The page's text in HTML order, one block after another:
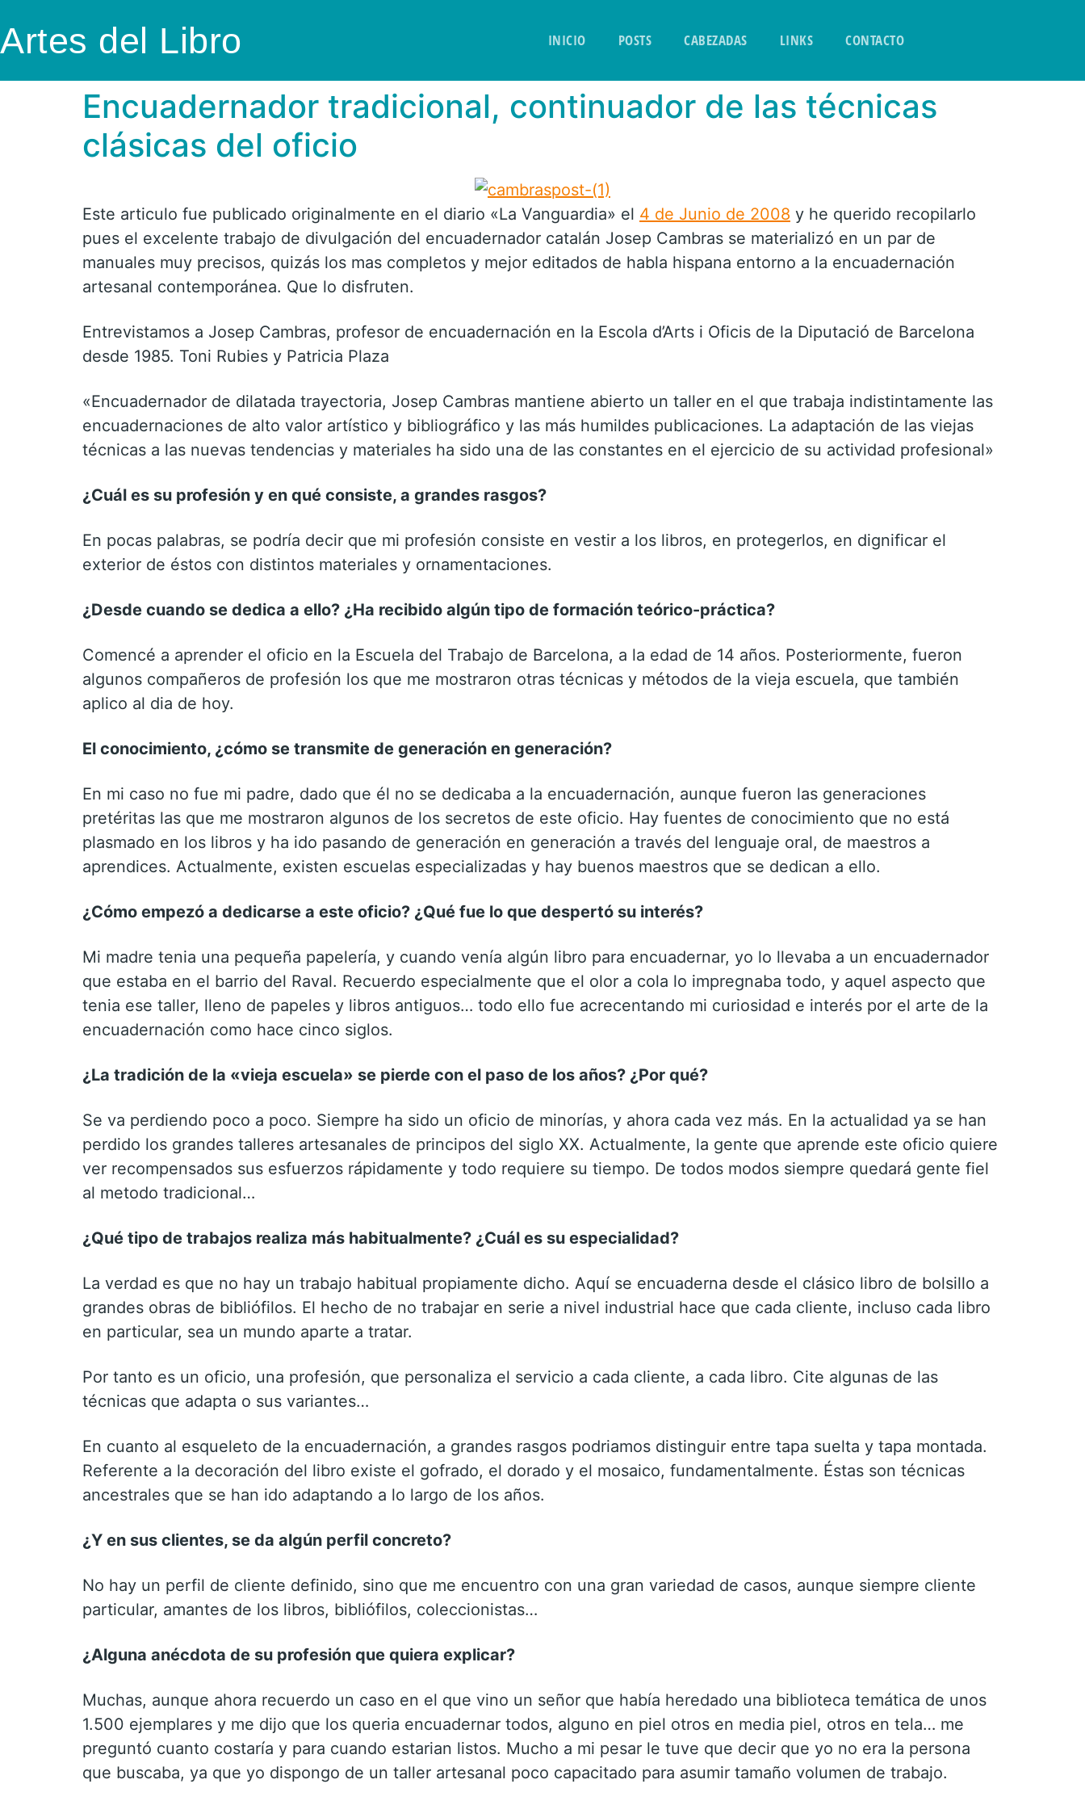
Artes del Libro INICIO POSTS CABEZADAS LINKS CONTACTO
Encuadernador tradicional, continuador de las técnicas
clásicas del oficio
Este articulo fue publicado originalmente en el diario «La Vanguardia» el 4 de Junio de 2008 y he querido recopilarlo
pues el excelente trabajo de divulgación del encuadernador catalán Josep Cambras se materializó en un par de
manuales muy precisos, quizás los mas completos y mejor editados de habla hispana entorno a la encuadernación
artesanal contemporánea. Que lo disfruten.
Entrevistamos a Josep Cambras, profesor de encuadernación en la Escola d’Arts i Oficis de la Diputació de Barcelona
desde 1985. Toni Rubies y Patricia Plaza
«Encuadernador de dilatada trayectoria, Josep Cambras mantiene abierto un taller en el que trabaja indistintamente las
encuadernaciones de alto valor artístico y bibliográfico y las más humildes publicaciones. La adaptación de las viejas
técnicas a las nuevas tendencias y materiales ha sido una de las constantes en el ejercicio de su actividad profesional»
¿Cuál es su profesión y en qué consiste, a grandes rasgos?
En pocas palabras, se podría decir que mi profesión consiste en vestir a los libros, en protegerlos, en dignificar el
exterior de éstos con distintos materiales y ornamentaciones.
¿Desde cuando se dedica a ello? ¿Ha recibido algún tipo de formación teórico-práctica?
Comencé a aprender el oficio en la Escuela del Trabajo de Barcelona, a la edad de 14 años. Posteriormente, fueron
algunos compañeros de profesión los que me mostraron otras técnicas y métodos de la vieja escuela, que también
aplico al dia de hoy.
El conocimiento, ¿cómo se transmite de generación en generación?
En mi caso no fue mi padre, dado que él no se dedicaba a la encuadernación, aunque fueron las generaciones
pretéritas las que me mostraron algunos de los secretos de este oficio. Hay fuentes de conocimiento que no está
plasmado en los libros y ha ido pasando de generación en generación a través del lenguaje oral, de maestros a
aprendices. Actualmente, existen escuelas especializadas y hay buenos maestros que se dedican a ello.
¿Cómo empezó a dedicarse a este oficio? ¿Qué fue lo que despertó su interés?
Mi madre tenia una pequeña papelería, y cuando venía algún libro para encuadernar, yo lo llevaba a un encuadernador
que estaba en el barrio del Raval. Recuerdo especialmente que el olor a cola lo impregnaba todo, y aquel aspecto que
tenia ese taller, lleno de papeles y libros antiguos… todo ello fue acrecentando mi curiosidad e interés por el arte de la
encuadernación como hace cinco siglos.
¿La tradición de la «vieja escuela» se pierde con el paso de los años? ¿Por qué?
Se va perdiendo poco a poco. Siempre ha sido un oficio de minorías, y ahora cada vez más. En la actualidad ya se han
perdido los grandes talleres artesanales de principos del siglo XX. Actualmente, la gente que aprende este oficio quiere
ver recompensados sus esfuerzos rápidamente y todo requiere su tiempo. De todos modos siempre quedará gente fiel
al metodo tradicional…
¿Qué tipo de trabajos realiza más habitualmente? ¿Cuál es su especialidad?
La verdad es que no hay un trabajo habitual propiamente dicho. Aquí se encuaderna desde el clásico libro de bolsillo a
grandes obras de bibliófilos. El hecho de no trabajar en serie a nivel industrial hace que cada cliente, incluso cada libro
en particular, sea un mundo aparte a tratar.
Por tanto es un oficio, una profesión, que personaliza el servicio a cada cliente, a cada libro. Cite algunas de las
técnicas que adapta o sus variantes…
En cuanto al esqueleto de la encuadernación, a grandes rasgos podriamos distinguir entre tapa suelta y tapa montada.
Referente a la decoración del libro existe el gofrado, el dorado y el mosaico, fundamentalmente. Éstas son técnicas
ancestrales que se han ido adaptando a lo largo de los años.
¿Y en sus clientes, se da algún perfil concreto?
No hay un perfil de cliente definido, sino que me encuentro con una gran variedad de casos, aunque siempre cliente
particular, amantes de los libros, bibliófilos, coleccionistas…
¿Alguna anécdota de su profesión que quiera explicar?
Muchas, aunque ahora recuerdo un caso en el que vino un señor que había heredado una biblioteca temática de unos
1.500 ejemplares y me dijo que los queria encuadernar todos, alguno en piel otros en media piel, otros en tela… me
preguntó cuanto costaría y para cuando estarian listos. Mucho a mi pesar le tuve que decir que yo no era la persona
que buscaba, ya que yo dispongo de un taller artesanal poco capacitado para asumir tamaño volumen de trabajo.